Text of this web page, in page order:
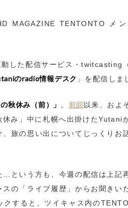
MAGAZINE TENTONTO メ
した配信サービス・twitcasting
のradio情報デスク 」を配信しま
秋休み（前）」 。 前回 以来、およ
み」中に札幌へ出掛けたYutani
旅の思い出についてじっくりお
…という方も、今週の配信は上記
の「ライブ履歴」からお聞きい
クすると、ツイキャス内の